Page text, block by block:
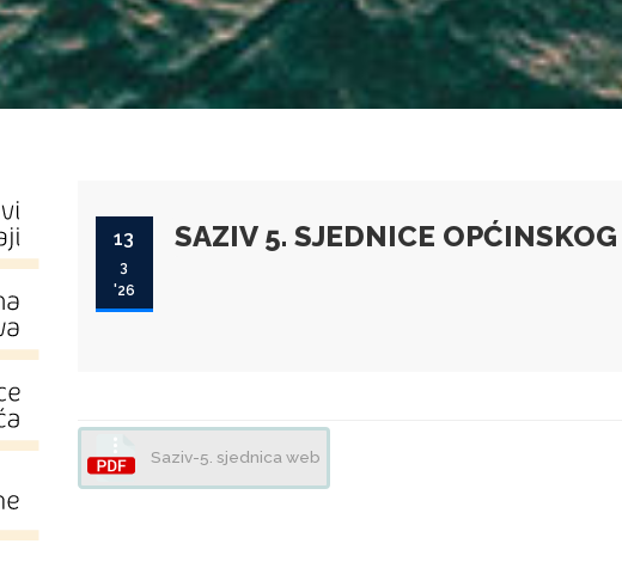
13
3
'26
SAZIV 5. SJEDNICE
Saziv-5. sjednica web